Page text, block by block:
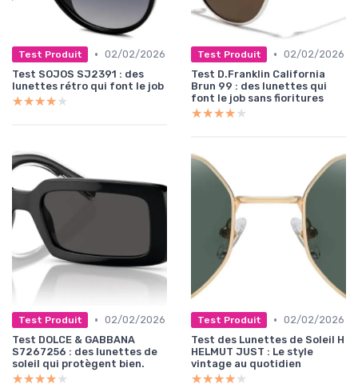
Test Produit • 02/02/2026
Test SOJOS SJ2391 : des
lunettes rétro qui font le job
★★★★★
★★★★★
Test Produit • 02/02/2026
Test D.Franklin California
Brun 99 : des lunettes qui
font le job sans fioritures
★★★★★
★★★★★
Test Produit • 02/02/2026
Test DOLCE & GABBANA
S7267256 : des lunettes de
soleil qui protègent bien.
★★★★★
★★★★★
Test Produit • 02/02/2026
Test des Lunettes de Soleil H
HELMUT JUST : Le style
vintage au quotidien
★★★★★
★★★★★